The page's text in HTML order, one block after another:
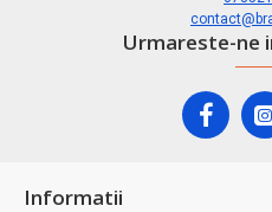
Urmareste-ne
Informatii